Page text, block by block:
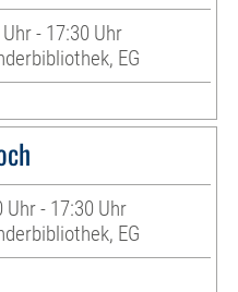
- 17:30 Uhr
EG
- 17:30 Uhr
EG